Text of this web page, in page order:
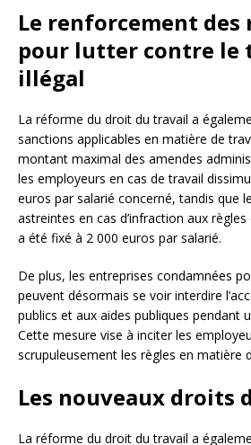
Le renforcement des
pour lutter contre le
illégal
La réforme du droit du travail a
sanctions applicables en matière de
montant maximal des amendes
les employeurs en cas de travail
euros par salarié concerné, tandis que
astreintes en cas d’infraction aux
a été fixé à 2 000 euros par salarié.
De plus, les entreprises condamnées
peuvent désormais se voir interdire
publics et aux aides publiques pendant
Cette mesure vise à inciter les
scrupuleusement les règles en matière
Les nouveaux droits
La réforme du droit du travail a